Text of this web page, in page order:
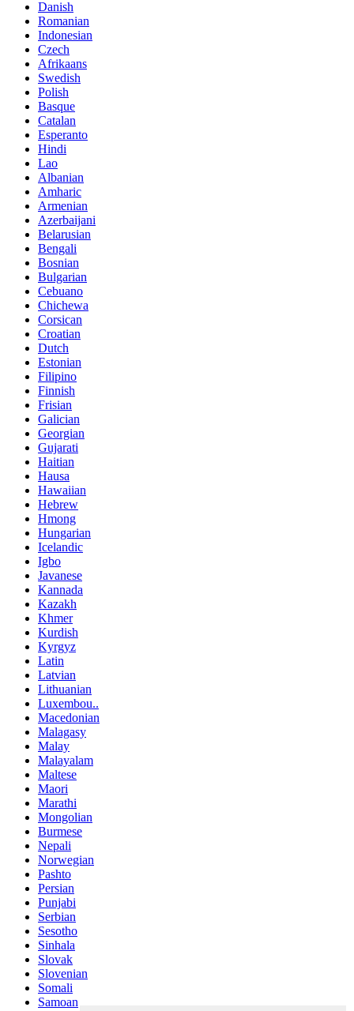
Danish
Romanian
Indonesian
Czech
Afrikaans
Swedish
Polish
Basque
Catalan
Esperanto
Hindi
Lao
Albanian
Amharic
Armenian
Azerbaijani
Belarusian
Bengali
Bosnian
Bulgarian
Cebuano
Chichewa
Corsican
Croatian
Dutch
Estonian
Filipino
Finnish
Frisian
Galician
Georgian
Gujarati
Haitian
Hausa
Hawaiian
Hebrew
Hmong
Hungarian
Icelandic
Igbo
Javanese
Kannada
Kazakh
Khmer
Kurdish
Kyrgyz
Latin
Latvian
Lithuanian
Luxembou..
Macedonian
Malagasy
Malay
Malayalam
Maltese
Maori
Marathi
Mongolian
Burmese
Nepali
Norwegian
Pashto
Persian
Punjabi
Serbian
Sesotho
Sinhala
Slovak
Slovenian
Somali
Samoan